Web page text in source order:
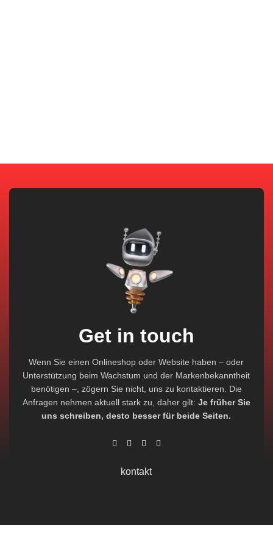
Get in touch
Wenn Sie einen Onlineshop oder Website haben – oder
Unterstützung beim Wachstum und der Markenbekanntheit
benötigen –, zögern Sie nicht, uns zu kontaktieren. Die
Anfragen nehmen aktuell stark zu, daher gilt: Je früher Sie
uns schreiben, desto besser für beide Seiten.
kontakt